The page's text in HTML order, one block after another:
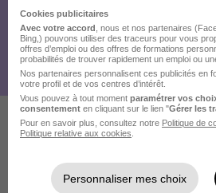
vous intéresser
Cookies publicitaires
Avec votre accord , nous et nos partenaires
Bing,) pouvons utiliser des traceurs pour vous
offres d’emploi ou des offres de formations
probabilités de trouver rapidement un emploi ou
Nos partenaires personnalisent ces publicités en
votre profil et de vos centres d’intérêt.
Vous pouvez à tout moment paramétrer vos
consentement en cliquant sur le lien "Gérer les
Pour en savoir plus, consultez notre Politique de
Politique relative aux cookies
Personnaliser mes choix